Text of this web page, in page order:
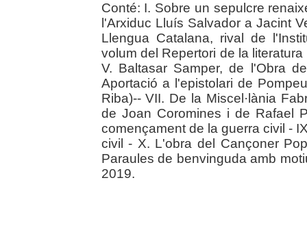
Conté: I. Sobre un sepulcre
l'Arxiduc Lluís Salvador a Jacint
Llengua Catalana, rival de
volum del Repertori de la
V. Baltasar Samper, de l'Obra
Aportació a l'epistolari de
Riba)-- VII. De la Miscel·lània
de Joan Coromines i de Rafael
començament de la guerra civil -
civil - X. L'obra del Cançoner
Paraules de benvinguda amb
2019.